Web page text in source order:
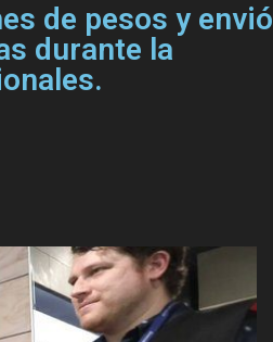
de pesos y envió
durante la